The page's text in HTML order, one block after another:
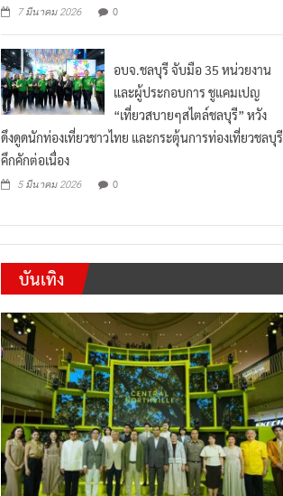
7 มีนาคม 2026 0
อบจ.ชลบุรี จับมือ 35 หน่วยงาน
และผู้ประกอบการ ชูแคมเปญ
“เที่ยวสบายๆสไตล์ชลบุรี” หวัง
ดึงดูดนักท่องเที่ยวชาวไทย และกระตุ้นการท่องเที่ยวชลบุรี
คึกคักต่อเนื่อง
5 มีนาคม 2026 0
บันเทิง